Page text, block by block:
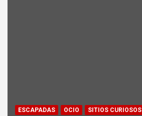
ESCAPADAS OCIO SITIOS CURIOSOS